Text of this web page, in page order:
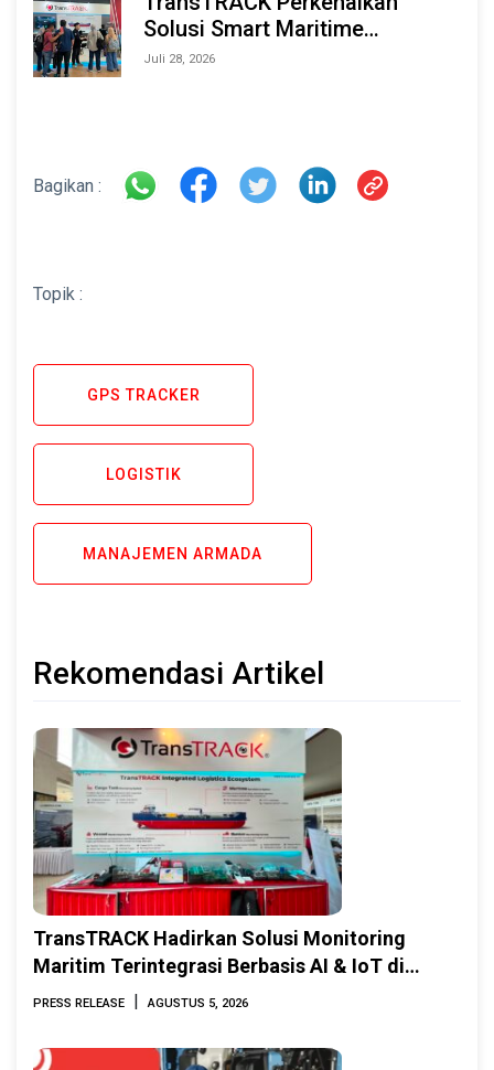
Solusi Smart Maritime
Monitoring Berbasis AI dan IoT
Juli 28, 2026
Bagikan :
Topik :
GPS TRACKER
LOGISTIK
MANAJEMEN ARMADA
Rekomendasi Artikel
TransTRACK Hadirkan Solusi Monitoring
Maritim Terintegrasi Berbasis AI & IoT di
Indonesia Marine & Offshore Expo (IMOX)
PRESS RELEASE | AGUSTUS 5, 2026